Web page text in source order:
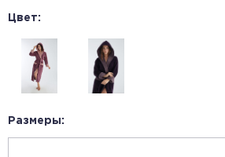
Цвет:
Размеры: